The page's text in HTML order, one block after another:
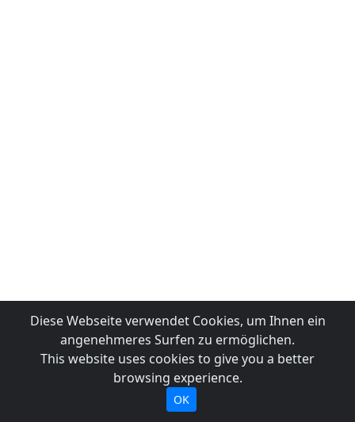
Diese Webseite verwendet Cookies, um Ihnen ein
angenehmeres Surfen zu ermöglichen.
This website uses cookies to give you a better
browsing experience.
OK